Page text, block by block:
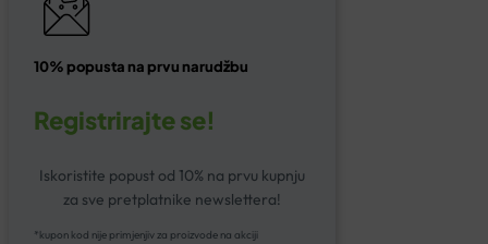
10% popusta na prvu narudžbu
Registrirajte se!
Iskoristite popust od 10% na prvu kupnju
za sve pretplatnike newslettera!
*kupon kod nije primjenjiv za proizvode na akciji